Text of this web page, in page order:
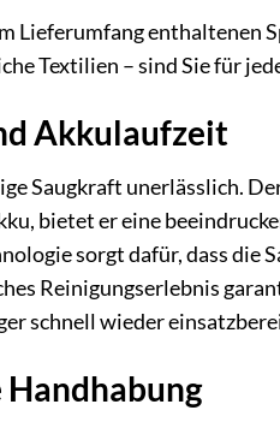
Lieferumfang enthaltenen
Textilien – sind Sie für
Akkulaufzeit
Saugkraft unerlässlich.
bietet er eine
sorgt dafür, dass die
Reinigungserlebnis
schnell wieder